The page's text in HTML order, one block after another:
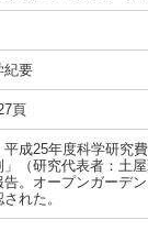
紀要
頁
平成25年度科学研究
」（研究代表者：土
告。オープンガーデ
れた。